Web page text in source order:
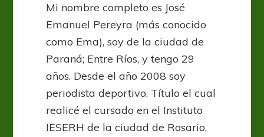
Mi nombre completo es José
Emanuel Pereyra (más conocido
como Ema), soy de la ciudad de
Paraná; Entre Ríos, y tengo 29
años. Desde el año 2008 soy
periodista deportivo. Título el cual
realicé el cursado en el Instituto
IESERH de la ciudad de Rosario,